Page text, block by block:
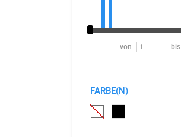
von bis
FARBE(N)